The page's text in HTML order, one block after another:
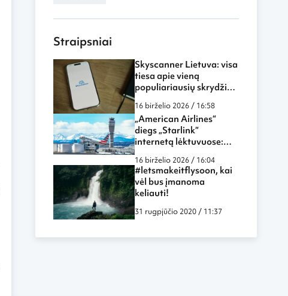
Straipsniai
Skyscanner Lietuva: visa
tiesa apie vieną
populiariausių skrydžių
16 birželio 2026 / 16:58
„American Airlines“
diegs „Starlink“
internetą lėktuvuose:
labiau panašūs į darbą
biure ar namuose
16 birželio 2026 / 16:04
#letsmakeitflysoon, kai
vėl bus įmanoma
keliauti!
31 rugpjūčio 2020 / 11:37